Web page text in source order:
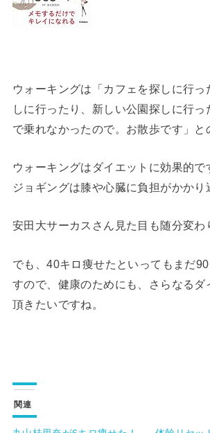
ウォーキングは「カフェを探しに行っ
しに行ったり、新しい公園探しに行っ
で乗れなかったので。お散歩です」と
ウォーキングはダイエットに効果的で
ジョギングは膝や心臓に負担がかかり
安田大サーカスさん見た目も随分変わ
でも、40キロ痩せたといってもまだ
すので、健康のためにも、さらなるダ
頂きたいですね。
関連